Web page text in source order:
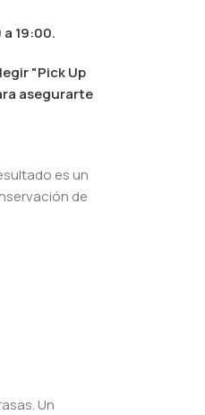
19:00.
"Pick Up
asegurarte
es un
de
Un